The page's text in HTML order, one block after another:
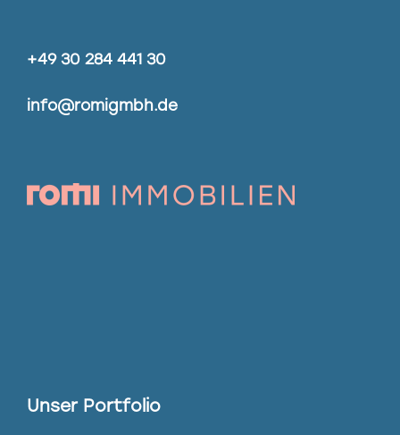
+49 30 284 441 30
info@romigmbh.de
Unser Portfolio